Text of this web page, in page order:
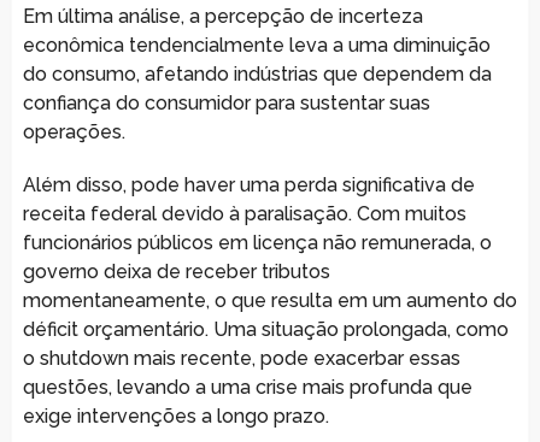
Em última análise, a percepção de incerteza
econômica tendencialmente leva a uma diminuição
do consumo, afetando indústrias que dependem da
confiança do consumidor para sustentar suas
operações.
Além disso, pode haver uma perda significativa de
receita federal devido à paralisação. Com muitos
funcionários públicos em licença não remunerada, o
governo deixa de receber tributos
momentaneamente, o que resulta em um aumento do
déficit orçamentário. Uma situação prolongada, como
o shutdown mais recente, pode exacerbar essas
questões, levando a uma crise mais profunda que
exige intervenções a longo prazo.